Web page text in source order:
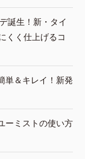
誕生！新・タイ
くく仕上げるコ
単＆キレイ！新発
ーミストの使い方